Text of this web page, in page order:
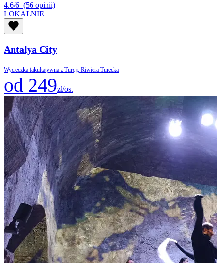
4.6/6 (56 opinii)
LOKALNIE
Antalya City
Wycieczka fakultatywna z Turcji, Riwiera Turecka
od 249zł/os.